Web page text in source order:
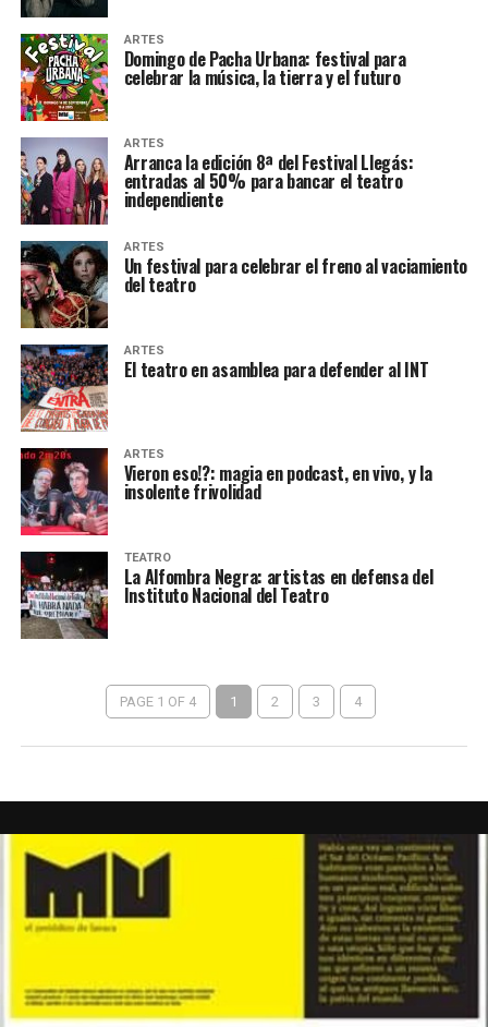
ARTES
Domingo de Pacha Urbana: festival para
celebrar la música, la tierra y el futuro
ARTES
Arranca la edición 8ª del Festival Llegás:
entradas al 50% para bancar el teatro
independiente
ARTES
Un festival para celebrar el freno al vaciamiento
del teatro
ARTES
El teatro en asamblea para defender al INT
ARTES
Vieron eso!?: magia en podcast, en vivo, y la
insolente frivolidad
TEATRO
La Alfombra Negra: artistas en defensa del
Instituto Nacional del Teatro
PAGE 1 OF 4 1 2 3 4